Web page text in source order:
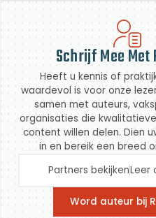
Schrijf Mee Met
Heeft u kennis of
waardevol is voor onze
samen met auteurs,
organisaties die
content willen delen. Dien
in en bereik een breed
Partners bekijkenLeer
Word auteur bij